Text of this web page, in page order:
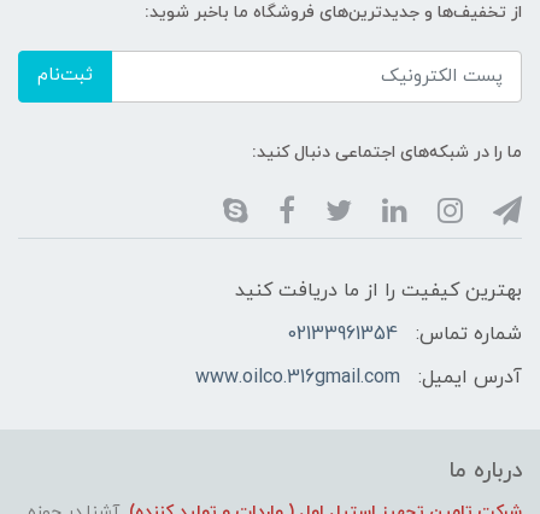
از تخفیف‌ها و جدیدترین‌های فروشگاه ما باخبر شوید:
ثبت‌نام
ما را در شبکه‌های اجتماعی دنبال کنید:
بهترین کیفیت را از ما دریافت کنید
شماره تماس:
02133961354
آدرس ایمیل:
www.oilco.316gmail.com
درباره ما